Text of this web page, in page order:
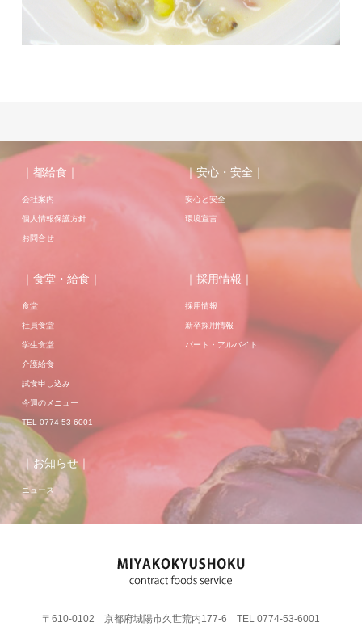
｜都給食｜
会社案内
個人情報保護方針
お問合せ
｜安心・安全｜
安心と安全
環境宣言
｜食堂・給食｜
食堂
社員食堂
学生食堂
介護給食
試食申し込み
今週のメニュー
TEL 0774-53-6001
｜採用情報｜
採用情報
新卒採用情報
パート・アルバイト
｜お知らせ｜
ニュース
〒610-0102 京都府城陽市久世荒内177-6 TEL 0774-53-6001